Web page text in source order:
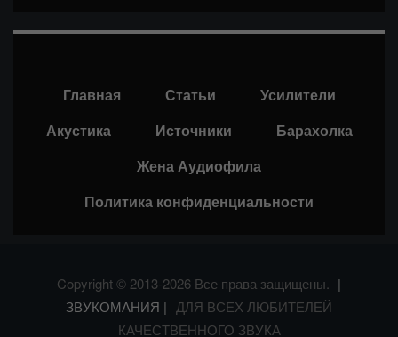
Главная Статьи
Усилители
Акустика
Источники
Барахолка
Жена Аудиофила
Политика конфиденциальности
Copyright © 2013-2026 Все права защищены. |
ЗВУКОМАНИЯ | ДЛЯ ВСЕХ ЛЮБИТЕЛЕЙ
КАЧЕСТВЕННОГО ЗВУКА